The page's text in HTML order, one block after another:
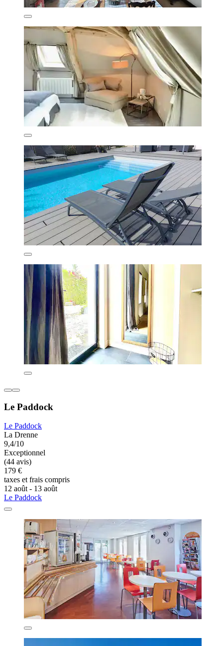
Le Paddock
Le Paddock
La Drenne
9,4/10
Exceptionnel
(44 avis)
179 €
taxes et frais compris
12 août - 13 août
Le Paddock